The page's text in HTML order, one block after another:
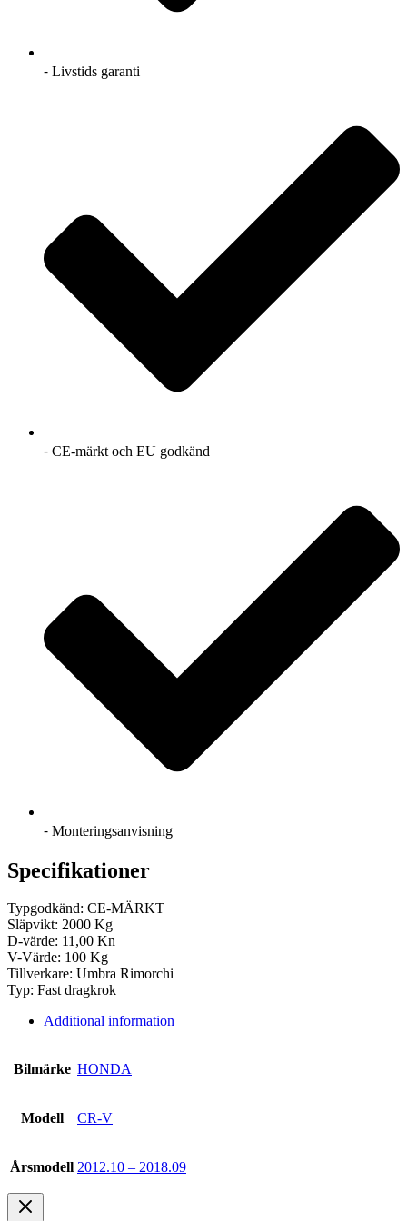
⁃ Livstids garanti
⁃ CE-märkt och EU godkänd
⁃ Monteringsanvisning
Specifikationer
Typgodkänd: CE-MÄRKT
Släpvikt: 2000 Kg
D-värde: 11,00 Kn
V-Värde: 100 Kg
Tillverkare: Umbra Rimorchi
Typ: Fast dragkrok
Additional information
Bilmärke HONDA
Modell CR-V
Årsmodell 2012.10 – 2018.09